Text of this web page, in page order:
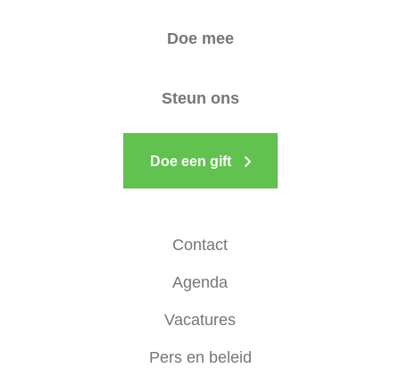
Doe mee
Steun ons
Doe een gift
Contact
Agenda
Vacatures
Pers en beleid